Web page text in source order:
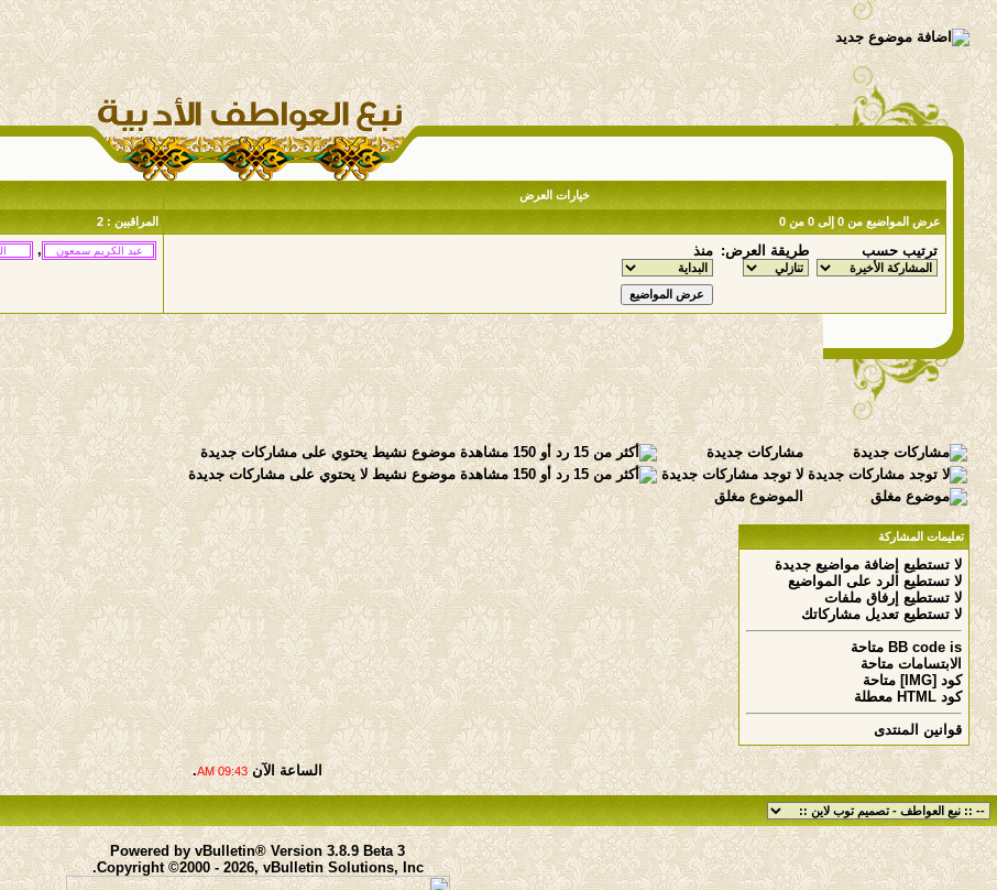
خيارات العرض
عرض المواضيع من 0 إلى 0 من 0
المراقبين : 2
ترتيب حسب طريقة العرض: منذ ,
مشاركات جديدة
موضوع نشيط يحتوي على مشاركات جديدة
لا توجد مشاركات جديدة
موضوع نشيط لا يحتوي على مشاركات جديدة
الموضوع مغلق
تعليمات المشاركة
لا تستطيع إضافة مواضيع جديدة
لا تستطيع الرد على المواضيع
لا تستطيع إرفاق ملفات
لا تستطيع تعديل مشاركاتك
BB code is
متاحة
الابتسامات متاحة
كود [IMG]
متاحة
كود HTML
معطلة
قوانين المنتدى
الساعة الآن09:43 AM
.
Powered by vBulletin® Version 3.8.9 Beta 3
Copyright ©2000 - 2026, vBulletin Solutions, Inc.